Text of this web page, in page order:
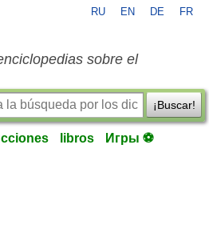
RU EN DE FR
sobre el
¡Buscar!
libros Игры ⚽